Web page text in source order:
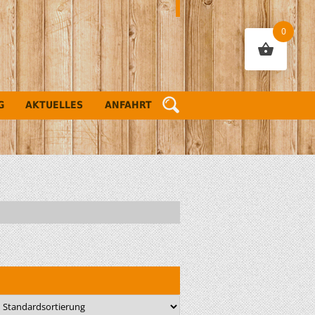
AKTUELLES ANFAHRT
0